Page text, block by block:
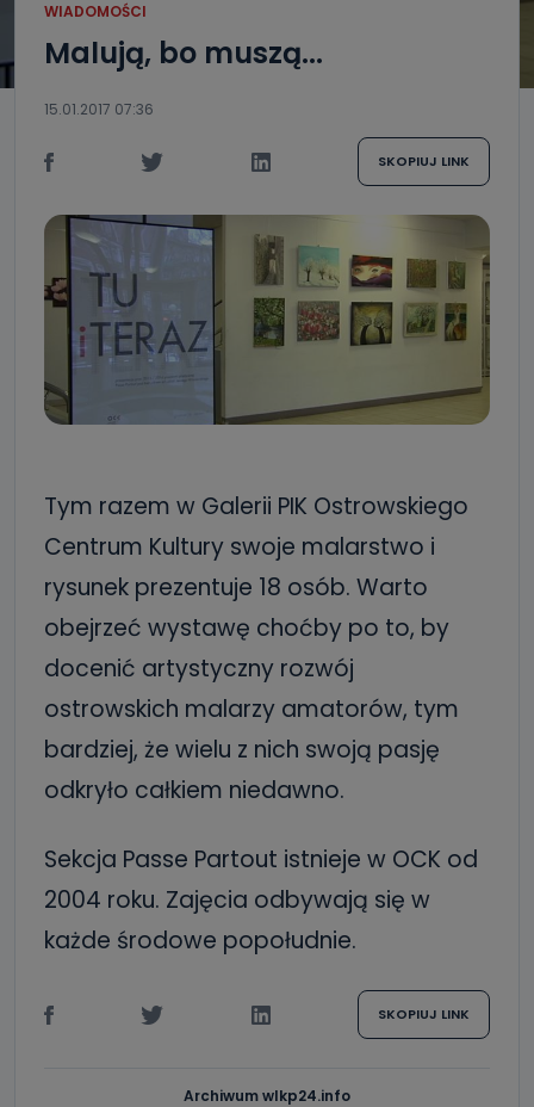
WIADOMOŚCI
Malują, bo muszą...
15.01.2017 07:36
SKOPIUJ LINK
Tym razem w Galerii PIK Ostrowskiego
Centrum Kultury swoje malarstwo i
rysunek prezentuje 18 osób. Warto
obejrzeć wystawę choćby po to, by
docenić artystyczny rozwój
ostrowskich malarzy amatorów, tym
bardziej, że wielu z nich swoją pasję
odkryło całkiem niedawno.
Sekcja Passe Partout istnieje w OCK od
2004 roku. Zajęcia odbywają się w
każde środowe popołudnie.
SKOPIUJ LINK
Archiwum wlkp24.info